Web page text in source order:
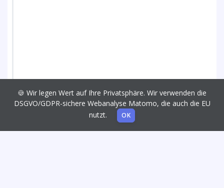
🍪 Wir legen Wert auf Ihre Privatsphäre. Wir verwenden die
DSGVO/GDPR-sichere Webanalyse Matomo, die auch die EU
nutzt.
OK